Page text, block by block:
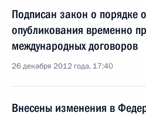
Подписан закон о порядке
опубликования временно
международных договоров
26 декабря 2012 года, 17:40
Внесены изменения в